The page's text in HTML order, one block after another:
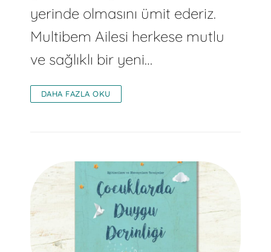
yerinde olmasını ümit ederiz.
Multibem Ailesi herkese mutlu
ve sağlıklı bir yeni…
DAHA FAZLA OKU